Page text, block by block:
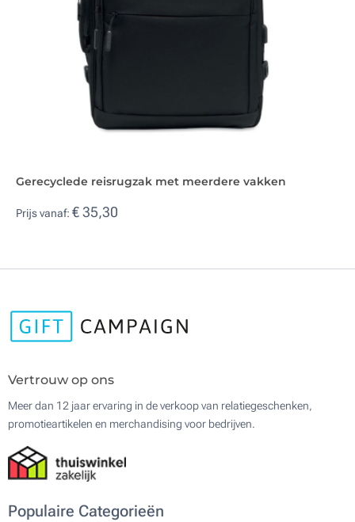
Gerecyclede reisrugzak met meerdere vakken
Prijs vanaf: € 35,30
Vertrouw op ons
Meer dan 12 jaar ervaring in de verkoop van relatiegeschenken,
promotieartikelen en merchandising voor bedrijven.
Populaire Categorieën